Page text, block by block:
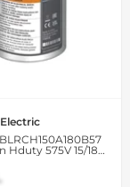
Hduty 575V 15/18
Kondansatör